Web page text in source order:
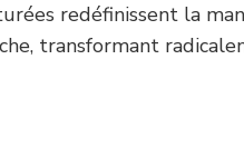
redéfinissent la
transformant